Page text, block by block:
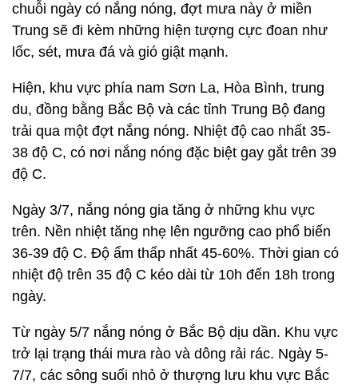
chuỗi ngày có nắng nóng, đợt mưa này ở miền
Trung sẽ đi kèm những hiện tượng cực đoan như
lốc, sét, mưa đá và gió giật mạnh.
Hiện, khu vực phía nam Sơn La, Hòa Bình, trung
du, đồng bằng Bắc Bộ và các tỉnh Trung Bộ đang
trải qua một đợt nắng nóng. Nhiệt độ cao nhất 35-
38 độ C, có nơi nắng nóng đặc biệt gay gắt trên 39
độ C.
Ngày 3/7, nắng nóng gia tăng ở những khu vực
trên. Nền nhiệt tăng nhẹ lên ngưỡng cao phổ biến
36-39 độ C. Độ ẩm thấp nhất 45-60%. Thời gian có
nhiệt độ trên 35 độ C kéo dài từ 10h đến 18h trong
ngày.
Từ ngày 5/7 nắng nóng ở Bắc Bộ dịu dần. Khu vực
trở lại trạng thái mưa rào và dông rải rác. Ngày 5-
7/7, các sông suối nhỏ ở thượng lưu khu vực Bắc